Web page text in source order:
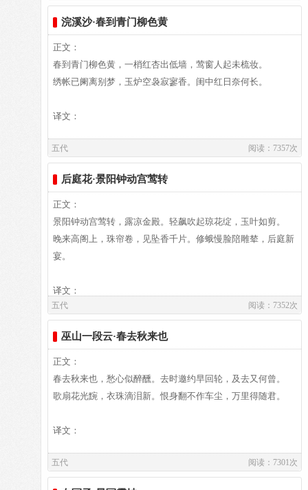
作者介绍：
韦庄,韦庄（约836年─910年），字端己，杜陵（今中国陕西省
西安市附近）人，诗人韦应物的四代孙，唐朝花间派词人，词
风清丽，有《浣花词》流传。曾任前蜀宰相，谥文靖。
译文及注释：
作者介绍：
生在陵州贵平（今属四川省仁寿县东北的向家乡贵坪村）。仕
史中丞。入宋，为黄州刺史。太祖乾德六年卒。《宋史》卷四
八三、《十国春秋》卷一○二有传。孙光宪“性嗜经籍，聚书凡
数千卷。或手自钞写，孜孜校雠，老而不废”。著有《北梦琐
言》、《荆台集》、《橘斋集》等，仅《北梦琐言》传世。词
存八十四首，风格与“花间”的浮艳、绮靡有所不同。刘毓盘辑
入《唐五代宋辽金元名家词集六十种》中，又有王国维缉《孙
中丞词》一卷。
浣溪沙·春到青门柳色黄
正文：
春到青门柳色黄，一梢红杏出低墙，莺窗人起未梳妆。
绣帐已阑离别梦，玉炉空袅寂寥香。闺中红日奈何长。
译文：
作者介绍：
冯延巳,冯延巳 （903--960）又名延嗣，字正中，五代广陵
（今江苏省扬州市）人。在南唐做过宰相，生活过得很优裕、
的词人有比较大的影响。宋初《钓矶立谈》评其“学问渊博，
文章颖发，辩说纵横”，其词集名《阳春集》。
五代 阅读：7357次
后庭花·景阳钟动宫莺转
正文：
景阳钟动宫莺转，露凉金殿。轻飙吹起琼花绽，玉叶如剪。
晚来高阁上，珠帘卷，见坠香千片。修蛾慢脸陪雕辇，后庭新
宴。
译文：
译文及注释：
作者介绍：
生在陵州贵平（今属四川省仁寿县东北的向家乡贵坪村）。仕
史中丞。入宋，为黄州刺史。太祖乾德六年卒。《宋史》卷四
八三、《十国春秋》卷一○二有传。孙光宪“性嗜经籍，聚书凡
五代 阅读：7352次
巫山一段云·春去秋来也
正文：
春去秋来也，愁心似醉醺。去时邀约早回轮，及去又何曾。
歌扇花光黦，衣珠滴泪新。恨身翻不作车尘，万里得随君。
译文：
五代 阅读：7301次